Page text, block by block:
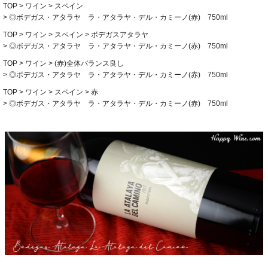
TOP ワイン
スペイン
◎ボデガス・アタラヤ ラ・アタラヤ・デル・カミーノ(赤) 750ml
TOP ワイン スペイン
ボデガスアタラヤ
◎ボデガス・アタラヤ ラ・アタラヤ・デル・カミーノ(赤) 750ml
TOP ワイン
(赤)全体バランス良し
◎ボデガス・アタラヤ ラ・アタラヤ・デル・カミーノ(赤) 750ml
TOP ワイン スペイン
赤
◎ボデガス・アタラヤ ラ・アタラヤ・デル・カミーノ(赤) 750ml